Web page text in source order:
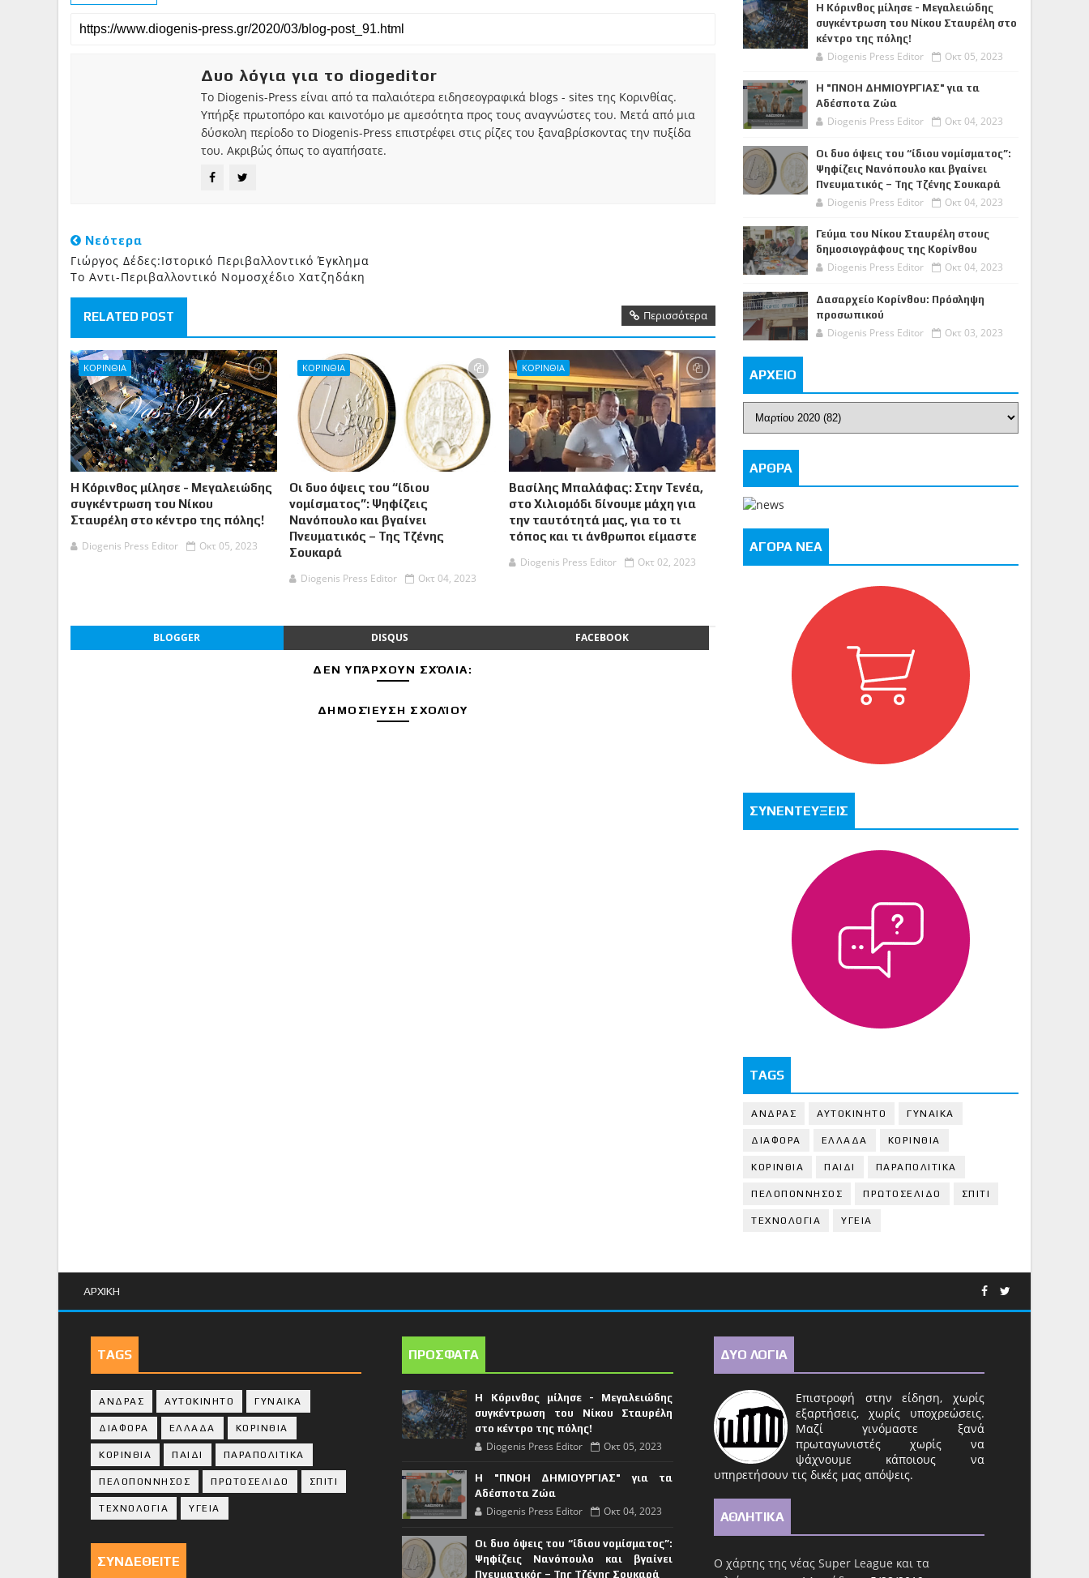
Δυο λόγια για το diogeditor
Το Diogenis-Press είναι από τα παλαιότερα ειδησεογραφικά blogs - sites της Κορινθίας.
Υπήρξε πρωτοπόρο και καινοτόμο με αμεσότητα προς τους αναγνώστες του. Μετά από μια
δύσκολη περίοδο το Diogenis-Press επιστρέφει στις ρίζες του ξαναβρίσκοντας την πυξίδα
του. Ακριβώς όπως το αγαπήσατε.
Νεότερα
Γιώργος Δέδες:Ιστορικό Περιβαλλοντικό Έγκλημα
Το Αντι-Περιβαλλοντικό Νομοσχέδιο Χατζηδάκη
RELATED POST Περισσότερα
ΚΟΡΙΝΘΙΑ
Η Κόρινθος μίλησε - Μεγαλειώδης
συγκέντρωση του Νίκου
Σταυρέλη στο κέντρο της πόλης!
Diogenis Press Editor
Οκτ 05, 2023
ΚΟΡΙΝΘΙΑ
Οι δυο όψεις του “ίδιου
νομίσματος”: Ψηφίζεις
Νανόπουλο και βγαίνει
Πνευματικός – Της Τζένης
Σουκαρά
Diogenis Press Editor
Οκτ 04, 2023
ΚΟΡΙΝΘΙΑ
Βασίλης Μπαλάφας: Στην Τενέα,
στο Χιλιομόδι δίνουμε μάχη για
την ταυτότητά μας, για το τι
τόπος και τι άνθρωποι είμαστε
Diogenis Press Editor
Οκτ 02, 2023
BLOGGER DISQUS FACEBOOK
ΔΕΝ ΥΠΆΡΧΟΥΝ ΣΧΌΛΙΑ:
ΔΗΜΟΣΊΕΥΣΗ ΣΧΟΛΊΟΥ
Η Κόρινθος μίλησε - Μεγαλειώδης
συγκέντρωση του Νίκου Σταυρέλη στο
κέντρο της πόλης!
Diogenis Press Editor Οκτ 05, 2023
Η "ΠΝΟΗ ΔΗΜΙΟΥΡΓΙΑΣ" για τα
Αδέσποτα Ζώα
Diogenis Press Editor Οκτ 04, 2023
Οι δυο όψεις του “ίδιου νομίσματος”:
Ψηφίζεις Νανόπουλο και βγαίνει
Πνευματικός – Της Τζένης Σουκαρά
Diogenis Press Editor Οκτ 04, 2023
Γεύμα του Νίκου Σταυρέλη στους
δημοσιογράφους της Κορίνθου
Diogenis Press Editor Οκτ 04, 2023
Δασαρχείο Κορίνθου: Πρόσληψη
προσωπικού
Diogenis Press Editor Οκτ 03, 2023
ΑΡΧΕΙΟ
ΑΡΘΡΑ
ΑΓΟΡΑ ΝΕΑ
ΣΥΝΕΝΤΕΥΞΕΙΣ
TAGS
ΑΝΔΡΑΣ ΑΥΤΟΚΙΝΗΤΟ ΓΥΝΑΙΚΑ
ΔΙΑΦΟΡΑ ΕΛΛΑΔΑ ΚΟΡΙΝΘΙΑ
ΚΟΡΙΝΘΙA ΠΑΙΔΙ ΠΑΡΑΠΟΛΙΤΙΚΑ
ΠΕΛΟΠΟΝΝΗΣΟΣ ΠΡΩΤΟΣΕΛΙΔΟ ΣΠΙΤΙ
ΤΕΧΝΟΛΟΓΙΑ ΥΓΕΙΑ
ΑΡΧΙΚΗ
TAGS
ΑΝΔΡΑΣ ΑΥΤΟΚΙΝΗΤΟ ΓΥΝΑΙΚΑ
ΔΙΑΦΟΡΑ ΕΛΛΑΔΑ ΚΟΡΙΝΘΙΑ
ΚΟΡΙΝΘΙA ΠΑΙΔΙ ΠΑΡΑΠΟΛΙΤΙΚΑ
ΠΕΛΟΠΟΝΝΗΣΟΣ ΠΡΩΤΟΣΕΛΙΔΟ ΣΠΙΤΙ
ΤΕΧΝΟΛΟΓΙΑ ΥΓΕΙΑ
ΣΥΝΔΕΘΕΙΤΕ
ΠΡΟΣΦΑΤΑ
Η Κόρινθος μίλησε - Μεγαλειώδης
συγκέντρωση του Νίκου Σταυρέλη
στο κέντρο της πόλης!
Diogenis Press Editor Οκτ 05, 2023
Η "ΠΝΟΗ ΔΗΜΙΟΥΡΓΙΑΣ" για τα
Αδέσποτα Ζώα
Diogenis Press Editor Οκτ 04, 2023
Οι δυο όψεις του “ίδιου νομίσματος”:
Ψηφίζεις Νανόπουλο και βγαίνει
Πνευματικός – Της Τζένης Σουκαρά
ΔΥΟ ΛΟΓΙΑ
Επιστροφή στην είδηση, χωρίς
εξαρτήσεις, χωρίς υποχρεώσεις.
Μαζί γινόμαστε ξανά
πρωταγωνιστές χωρίς να
ψάχνουμε κάποιους να
υπηρετήσουν τις δικές μας απόψεις.
ΑΘΛΗΤΙΚΑ
Ο χάρτης της νέας Super League και τα